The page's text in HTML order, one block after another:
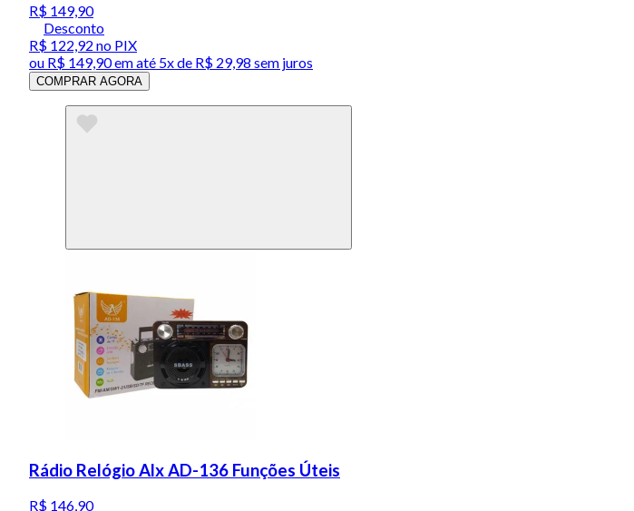
R$ 149,90
Desconto
R$ 122,92 no PIX
ou R$ 149,90em até 5x de R$ 29,98 sem juros
COMPRAR AGORA
Rádio Relógio Alx AD-136 Funções Úteis
R$ 146,90